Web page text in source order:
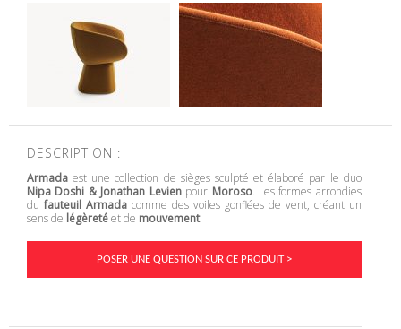
DESCRIPTION :
Armada est une collection de sièges sculpté et élaboré par le duo
Nipa Doshi & Jonathan Levienpour Moroso. Les formes arrondies
dufauteuil Armadacomme des voiles gonflées de vent, créant un
sens de légèretéet de mouvement.
POSER UNE QUESTION SUR CE PRODUIT >